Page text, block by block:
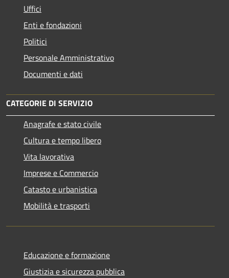
Uffici
Enti e fondazioni
Politici
Personale Amministrativo
Documenti e dati
CATEGORIE DI SERVIZIO
Anagrafe e stato civile
Cultura e tempo libero
Vita lavorativa
Imprese e Commercio
Catasto e urbanistica
Mobilità e trasporti
Educazione e formazione
Giustizia e sicurezza pubblica